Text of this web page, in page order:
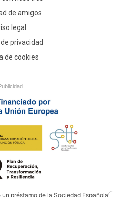
de amigos
legal
privacidad
de cookies
préstamo de la Sociedad Española